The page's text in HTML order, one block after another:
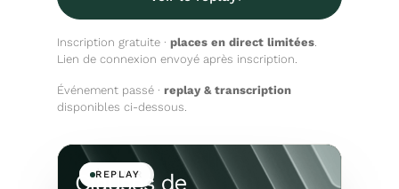
Inscription gratuite · places en direct limitées.
Lien de connexion envoyé après inscription.
Événement passé · replay &transcription
disponibles ci-dessous.
À VENIR
REPLAY